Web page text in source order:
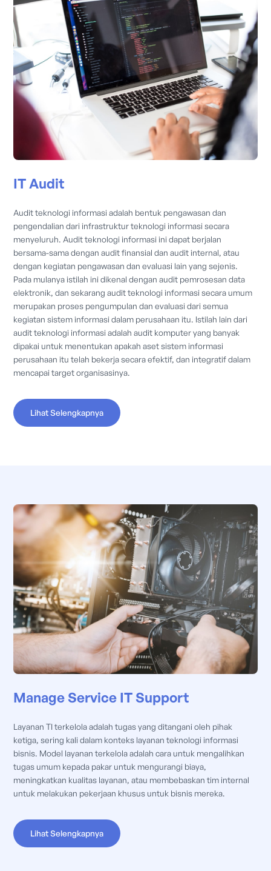
IT Audit
Audit teknologi informasi adalah bentuk pengawasan dan
pengendalian dari infrastruktur teknologi informasi secara
menyeluruh. Audit teknologi informasi ini dapat berjalan
bersama-sama dengan audit finansial dan audit internal, atau
dengan kegiatan pengawasan dan evaluasi lain yang sejenis.
Pada mulanya istilah ini dikenal dengan audit pemrosesan data
elektronik, dan sekarang audit teknologi informasi secara umum
merupakan proses pengumpulan dan evaluasi dari semua
kegiatan sistem informasi dalam perusahaan itu. Istilah lain dari
audit teknologi informasi adalah audit komputer yang banyak
dipakai untuk menentukan apakah aset sistem informasi
perusahaan itu telah bekerja secara efektif, dan integratif dalam
mencapai target organisasinya.
Lihat Selengkapnya
Manage Service IT Support
Layanan TI terkelola adalah tugas yang ditangani oleh pihak
ketiga, sering kali dalam konteks layanan teknologi informasi
bisnis. Model layanan terkelola adalah cara untuk mengalihkan
tugas umum kepada pakar untuk mengurangi biaya,
meningkatkan kualitas layanan, atau membebaskan tim internal
untuk melakukan pekerjaan khusus untuk bisnis mereka.
Lihat Selengkapnya